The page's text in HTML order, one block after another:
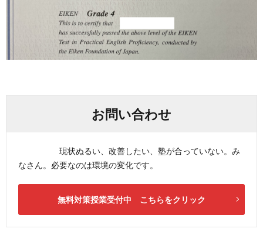
お問い合わせ
現状ぬるい、改善したい、塾が合っていない。み
なさん。必要なのは環境の変化です。
無料対策授業受付中 こちらをクリック